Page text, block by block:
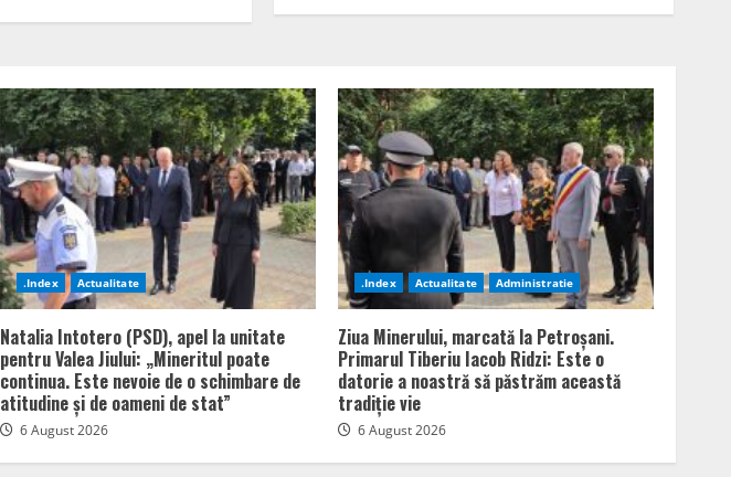
.Index Actualitate
Natalia Intotero (PSD), apel la unitate
pentru Valea Jiului: „Mineritul poate
continua. Este nevoie de o schimbare de
atitudine și de oameni de stat”
6 August 2026
.Index Actualitate Administratie
Ziua Minerului, marcată la Petroșani.
Primarul Tiberiu Iacob Ridzi: Este o
datorie a noastră să păstrăm această
tradiție vie
6 August 2026